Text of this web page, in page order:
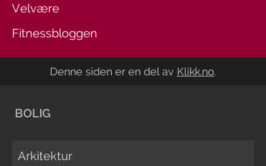
Velvære
Fitnessbloggen
Denne siden er en del av Klikk.no.
BOLIG
Arkitektur